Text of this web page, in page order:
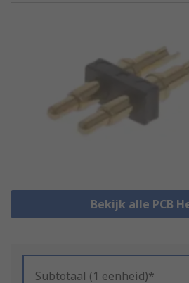
Bekijk alle PCB
Subtotaal (1 eenheid)*